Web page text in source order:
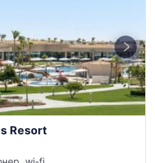
Resort